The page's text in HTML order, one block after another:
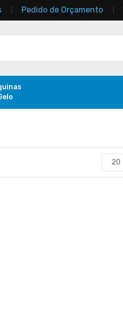
Pedido de Orçamento